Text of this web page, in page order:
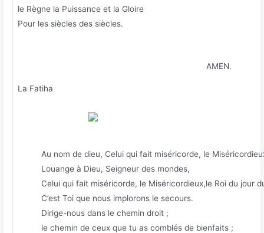
le Règne la Puissance et la Gloire
Pour les siècles des siècles.
AMEN.
La Fatiha
Au nom de dieu, Celui qui fait miséricorde, le
Louange à Dieu, Seigneur des mondes,
Celui qui fait miséricorde, le Miséricordieux,le Roi du jour
C’est Toi que nous implorons le secours.
Dirige-nous dans le chemin droit ;
le chemin de ceux que tu as comblés de bienfaits ;